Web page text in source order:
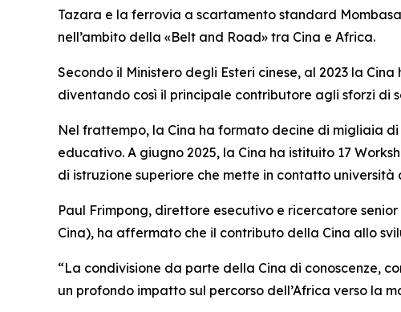
Tazara e la ferrovia a scartamento standard
nell’ambito della «Belt and Road» tra Cina e Africa.
Secondo il Ministero degli Esteri cinese, al 2023 la
diventando così il principale contributore agli sforzi di
Nel frattempo, la Cina ha formato decine di migliaia
educativo. A giugno 2025, la Cina ha istituito 17
di istruzione superiore che mette in contatto
Paul Frimpong, direttore esecutivo e ricercatore
Cina), ha affermato che il contributo della Cina allo
“La condivisione da parte della Cina di conoscenze,
un profondo impatto sul percorso dell’Africa verso la